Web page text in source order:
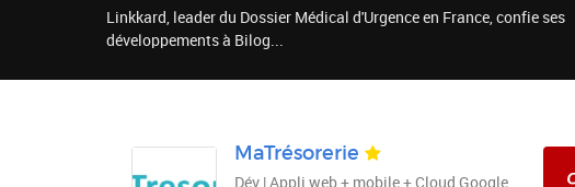
Linkkard, leader du Dossier Médical d'Urgence en France, confie ses
développements à Bilog...
MaTrésorerie
Dév | Appli web + mobile + Cloud Google